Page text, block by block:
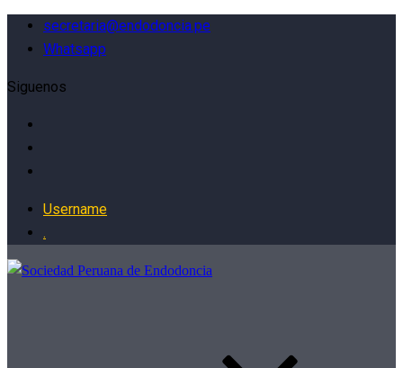
secretaria@endodoncia.pe
Whatsapp
Siguenos
Username
.